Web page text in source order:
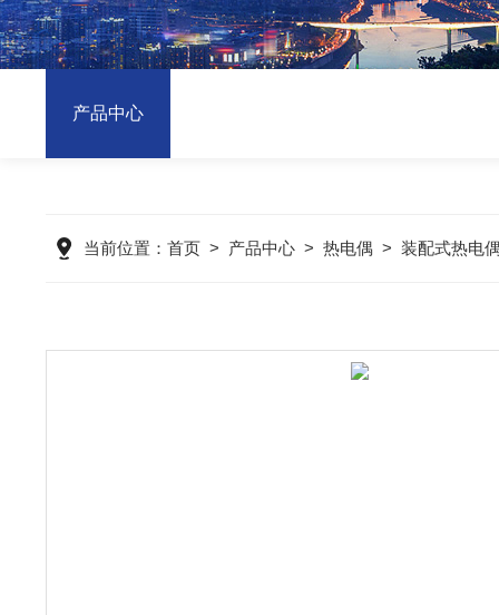
产品中心
当前位置： 首页> 产品中心> 热电偶> 装配式热电